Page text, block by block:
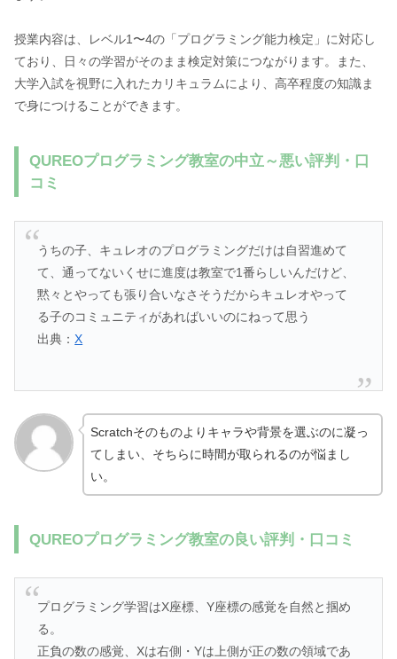
授業内容は、レベル1〜4の「プログラミング能力検定」に対応し
ており、日々の学習がそのまま検定対策につながります。また、
大学入試を視野に入れたカリキュラムにより、高卒程度の知識ま
で身につけることができます。
QUREOプログラミング教室の中立～悪い評判・口
コミ
うちの子、キュレオのプログラミングだけは自習進めて
て、通ってないくせに進度は教室で1番らしいんだけど、
黙々とやっても張り合いなさそうだからキュレオやって
る子のコミュニティがあればいいのにねって思う
出典：X
Scratchそのものよりキャラや背景を選ぶのに凝っ
てしまい、そちらに時間が取られるのが悩まし
い。
QUREOプログラミング教室の良い評判・口コミ
プログラミング学習はX座標、Y座標の感覚を自然と掴め
る。
正負の数の感覚、Xは右側・Yは上側が正の数の領域であ